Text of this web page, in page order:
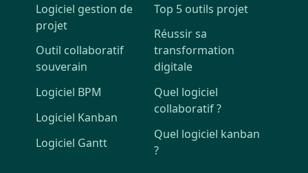
Logiciel gestion de
projet
Outil collaboratif
souverain
Logiciel BPM
Logiciel Kanban
Logiciel Gantt
Top 5 outils projet
Réussir sa
transformation
digitale
Quel logiciel
collaboratif ?
Quel logiciel kanban
?